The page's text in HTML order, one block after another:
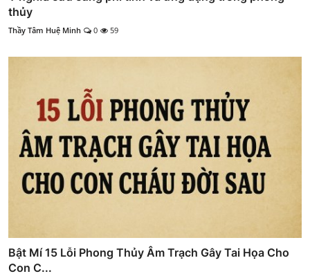
thủy
Thầy Tâm Huệ Minh 0 59
Bật Mí 15 Lỗi Phong Thủy Âm Trạch Gây Tai Họa Cho
Con C...